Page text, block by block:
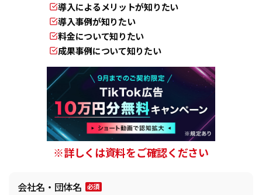
導入によるメリットが知りたい
導入事例が知りたい
料金について知りたい
成果事例について知りたい
※詳しくは資料をご確認ください
会社名・団体名